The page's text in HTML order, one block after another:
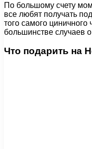
По большому счету
все любят получать
того самого
большинстве случаев
Что подарить на